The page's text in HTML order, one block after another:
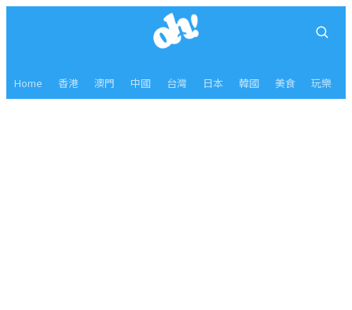
Home 香港 澳門 中國 台灣 日本 韓國 美食 玩樂